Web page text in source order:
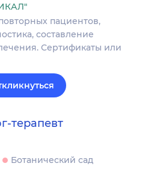
пациентов,
составление
Сертификаты или
терапевт
Ботанический сад